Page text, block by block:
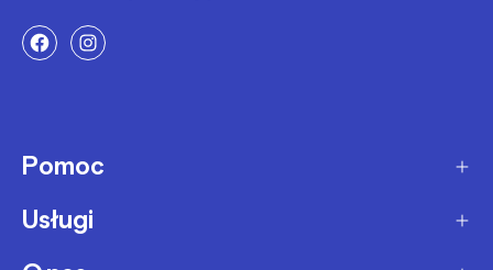
Pomoc
Sposoby dostawy
Dostawa ekspresowa
Usługi